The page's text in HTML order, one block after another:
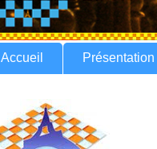
Accueil Présentation